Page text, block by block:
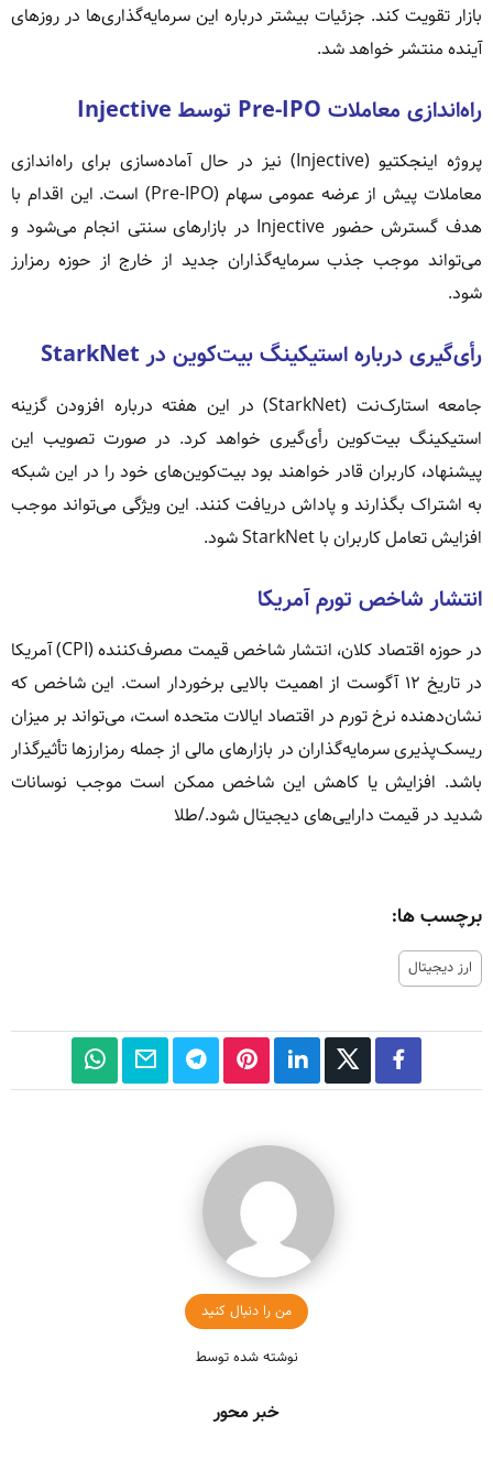
بازار تقویت کند. جزئیات بیشتر درباره این سرمایه‌گذاری‌ها در روزهای
آینده منتشر خواهد شد.
راه‌اندازی معاملات Pre-IPO توسط Injective
پروژه اینجکتیو (Injective) نیز در حال آماده‌سازی برای راه‌اندازی
معاملات پیش از عرضه عمومی سهام (Pre-IPO) است. این اقدام با
هدف گسترش حضور Injective در بازارهای سنتی انجام می‌شود و
می‌تواند موجب جذب سرمایه‌گذاران جدید از خارج از حوزه رمزارز
شود.
رأی‌گیری درباره استیکینگ بیت‌کوین در StarkNet
جامعه استارک‌نت (StarkNet) در این هفته درباره افزودن گزینه
استیکینگ بیت‌کوین رأی‌گیری خواهد کرد. در صورت تصویب این
پیشنهاد، کاربران قادر خواهند بود بیت‌کوین‌های خود را در این شبکه
به اشتراک بگذارند و پاداش دریافت کنند. این ویژگی می‌تواند موجب
افزایش تعامل کاربران با StarkNet شود.
انتشار شاخص تورم آمریکا
در حوزه اقتصاد کلان، انتشار شاخص قیمت مصرف‌کننده (CPI) آمریکا
در تاریخ ۱۲ آگوست از اهمیت بالایی برخوردار است. این شاخص که
نشان‌دهنده نرخ تورم در اقتصاد ایالات متحده است، می‌تواند بر میزان
ریسک‌پذیری سرمایه‌گذاران در بازارهای مالی از جمله رمزارزها تأثیرگذار
باشد. افزایش یا کاهش این شاخص ممکن است موجب نوسانات
شدید در قیمت دارایی‌های دیجیتال شود./طلا
برچسب ها:
ارز دیجیتال
من را دنبال کنید
نوشته شده توسط
خبر محور